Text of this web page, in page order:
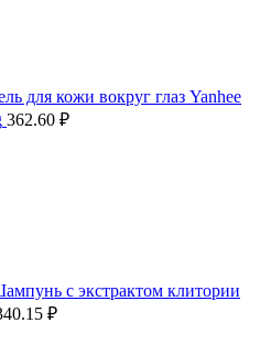
для кожи вокруг глаз Yanhee
362.60 ₽
с экстрактом клитории
₽